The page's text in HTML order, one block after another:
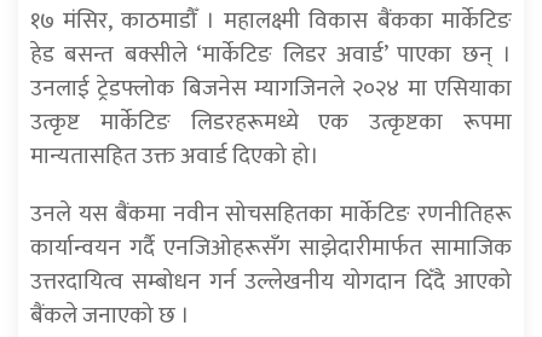
१७ मंसिर, काठमाडौँ । महालक्ष्मी विकास बैंकका मार्केटिङ
हेड बसन्त बक्सीले ‘मार्केटिङ लिडर अवार्ड’ पाएका छन् ।
उनलाई ट्रेडफ्लोक बिजनेस म्यागजिनले २०२४ मा एसियाका
उत्कृष्ट मार्केटिङ लिडरहरूमध्ये एक उत्कृष्टका रूपमा
मान्यतासहित उक्त अवार्ड दिएको हो।
उनले यस बैंकमा नवीन सोचसहितका मार्केटिङ रणनीतिहरू
कार्यान्वयन गर्दै एनजिओहरूसँग साझेदारीमार्फत सामाजिक
उत्तरदायित्व सम्बोधन गर्न उल्लेखनीय योगदान दिँदै आएको
बैंकले जनाएको छ ।